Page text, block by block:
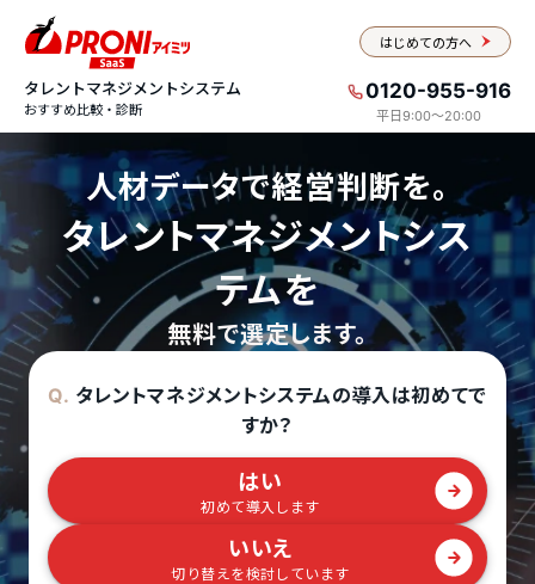
はじめての方へ
タレントマネジメントシステム
おすすめ比較・診断
0120-955-916
平日9:00〜20:00
人材データで経営判断を。
タレントマネジメントシス
テムを
無料で選定します。
Q. タレントマネジメントシステムの導入は初めてで
すか？
はい
初めて導入します
いいえ
切り替えを検討しています